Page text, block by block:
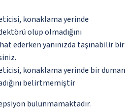
konaklama yerinde
olup olmadığını
ederken yanınızda taşınabilir bir
konaklama yerinde bir duman
belirtmemiştir
bulunmamaktadır.